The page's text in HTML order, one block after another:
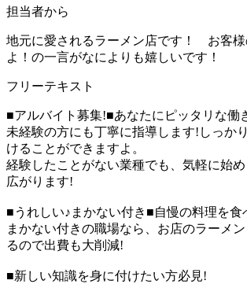
担当者から
地元に愛されるラーメン店です！ お客様
よ！の一言がなによりも嬉しいです！
フリーテキスト
■アルバイト募集!■あなたにピッタリな
未経験の方にも丁寧に指導します!しっか
けることができますよ。
経験したことがない業種でも、気軽に始
広がります!
■うれしい♪まかない付き■自慢の料理を食
まかない付きの職場なら、お店のラーメ
るので出費も大削減!
■新しい知識を身に付けたい方必見!